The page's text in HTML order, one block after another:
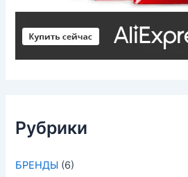
Рубрики
БРЕНДЫ (6)